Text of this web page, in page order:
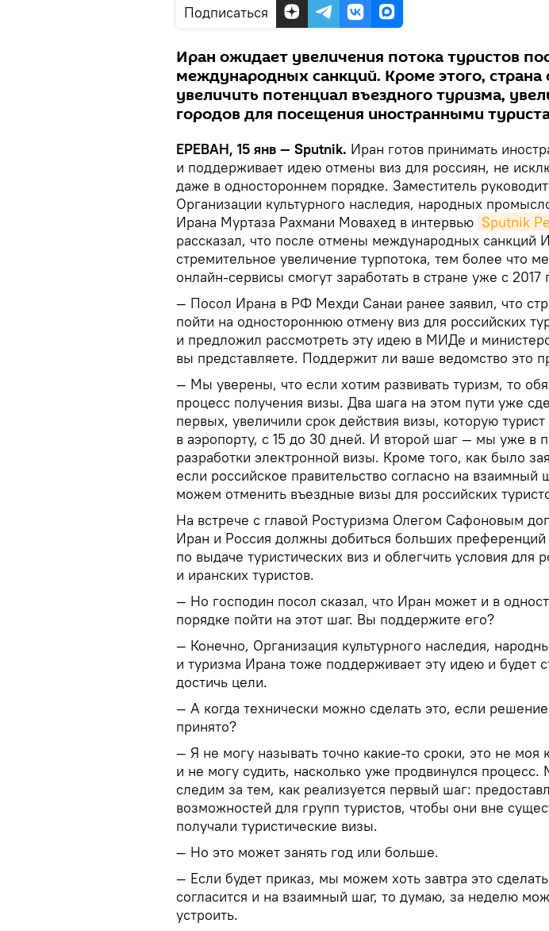
Подписаться
Иран ожидает увеличения потока туристов
международных санкций. Кроме этого, страна
увеличить потенциал въездного туризма,
городов для посещения иностранными
ЕРЕВАН, 15 янв — Sputnik. Иран готов принимать
и поддерживает идею отмены виз для россиян, не
даже в одностороннем порядке. Заместитель
Организации культурного наследия, народных
Ирана Муртаза Рахмани Мовахед в интервью Sputnik
рассказал, что после отмены международных санкций
стремительное увеличение турпотока, тем более что
онлайн-сервисы смогут заработать в стране уже с 2017
— Посол Ирана в РФ Мехди Санаи ранее заявил, что
пойти на одностороннюю отмену виз для российских
и предложил рассмотреть эту идею в МИДе и
вы представляете. Поддержит ли ваше ведомство это
— Мы уверены, что если хотим развивать туризм, то
процесс получения визы. Два шага на этом пути уже
первых, увеличили срок действия визы, которую турист
в аэропорту, с 15 до 30 дней. И второй шаг — мы уже в
разработки электронной визы. Кроме того, как было
если российское правительство согласно на взаимный
можем отменить въездные визы для российских
На встрече с главой Ростуризма Олегом Сафоновым
Иран и Россия должны добиться больших
по выдаче туристических виз и облегчить условия для
и иранских туристов.
— Но господин посол сказал, что Иран может и в
порядке пойти на этот шаг. Вы поддержите его?
— Конечно, Организация культурного наследия,
и туризма Ирана тоже поддерживает эту идею и будет
достичь цели.
— А когда технически можно сделать это, если
принято?
— Я не могу называть точно какие-то сроки, это не моя
и не могу судить, насколько уже продвинулся
следим за тем, как реализуется первый шаг:
возможностей для групп туристов, чтобы они вне
получали туристические визы.
— Но это может занять год или больше.
— Если будет приказ, мы можем хоть завтра это
согласится и на взаимный шаг, то думаю, за неделю
устроить.